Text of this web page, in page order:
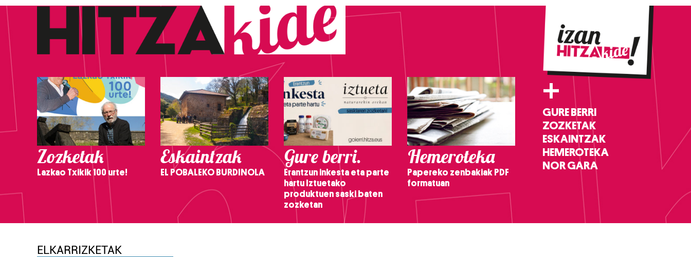
Zozketak
Lazkao Txikik 100 urte!
Eskaintzak
EL POBALEKO BURDINOLA
Gure berri.
Erantzun inkesta eta parte
hartu Iztuetako
produktuen saski baten
zozketan
Hemeroteka
Papereko zenbakiak PDF
formatuan
+
GURE BERRI
ZOZKETAK
ESKAINTZAK
HEMEROTEKA
NOR GARA
ELKARRIZKETAK